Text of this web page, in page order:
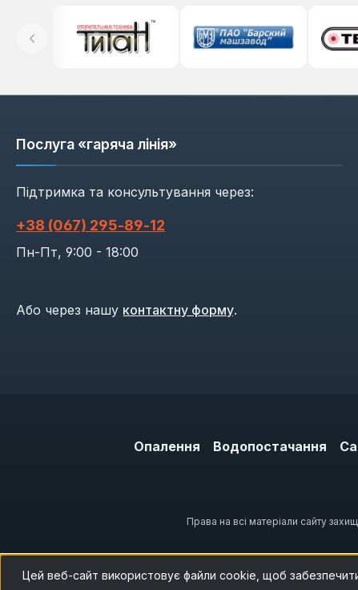
Послуга «гаряча лінія»
Підтримка та консультування через:
+38 (067) 295‑89‑12
Пн-Пт, 9:00 - 18:00
Або через нашу контактну форму.
Опалення Водопостачання
Права на всі матеріали сайту
Цей веб-сайт використовує файли cookie, щоб